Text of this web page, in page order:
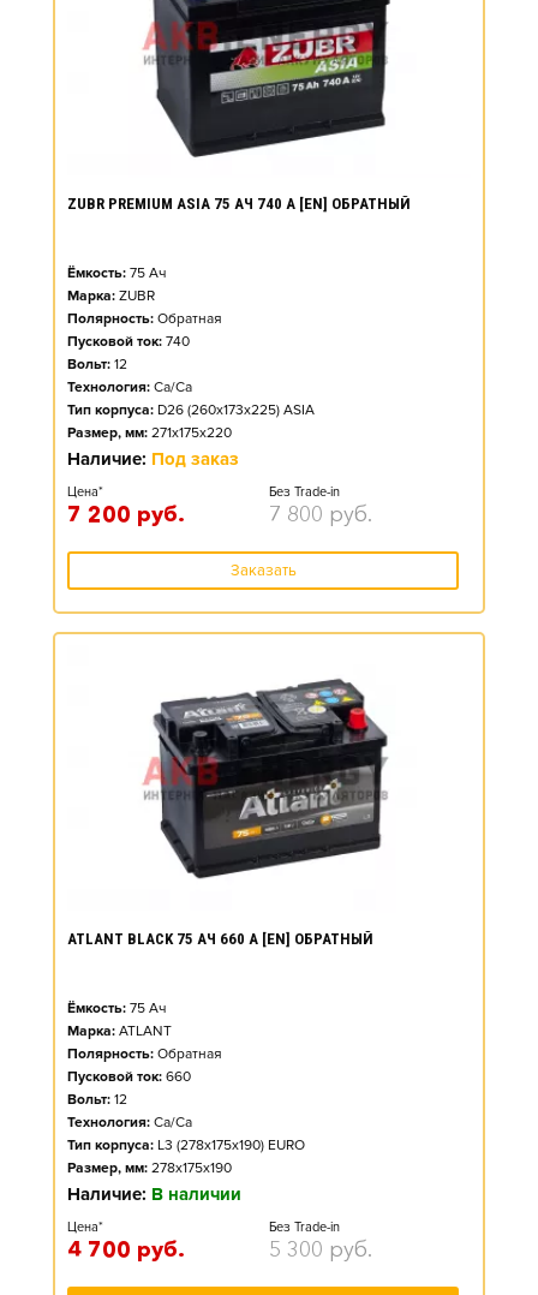
ZUBR PREMIUM ASIA 75 АЧ 740 А [EN] ОБРАТНЫЙ
Ёмкость: 75 Ач
Марка: ZUBR
Полярность: Обратная
Пусковой ток: 740
Вольт: 12
Технология: Ca/Ca
Тип корпуса: D26 (260x173x225) ASIA
Размер, мм: 271x175x220
Наличие: Под заказ
Цена*
7 200 руб.
Без Trade-in
7 800 руб.
Заказать
ATLANT BLACK 75 АЧ 660 А [EN] ОБРАТНЫЙ
Ёмкость: 75 Ач
Марка: ATLANT
Полярность: Обратная
Пусковой ток: 660
Вольт: 12
Технология: Ca/Ca
Тип корпуса: L3 (278x175x190) EURO
Размер, мм: 278x175x190
Наличие: В наличии
Цена*
4 700 руб.
Без Trade-in
5 300 руб.